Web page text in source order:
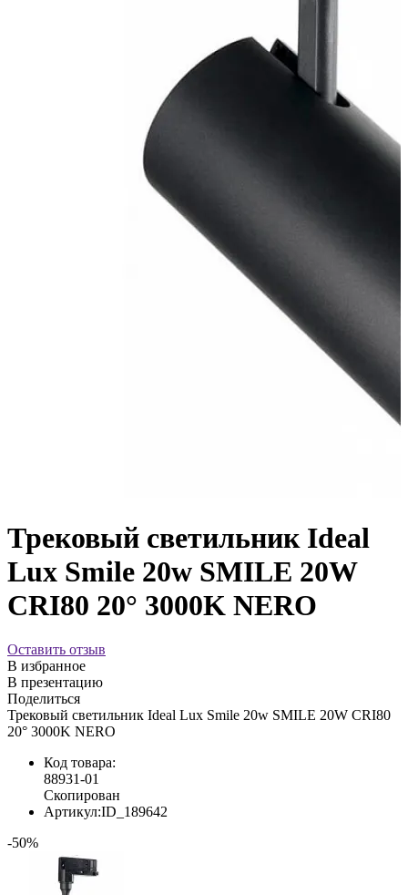
Трековый светильник Ideal
Lux Smile 20w SMILE 20W
CRI80 20° 3000K NERO
Оставить отзыв
В избранное
В презентацию
Поделиться
Трековый светильник Ideal Lux Smile 20w SMILE 20W CRI80
20° 3000K NERO
Код товара:
88931-01
Скопирован
Артикул:ID_189642
-50%